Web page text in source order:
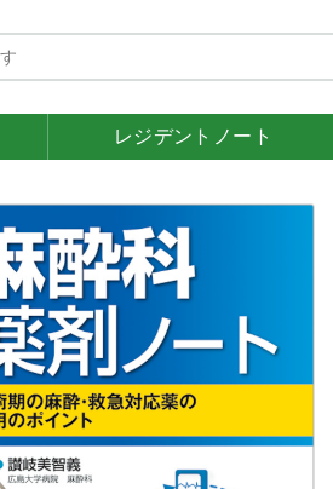
レジデント ノート